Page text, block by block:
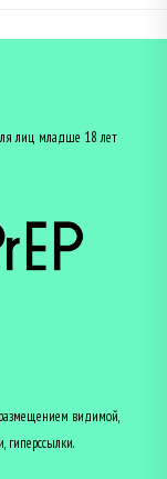
лиц младше 18 лет
размещением видимой,
гиперссылки.